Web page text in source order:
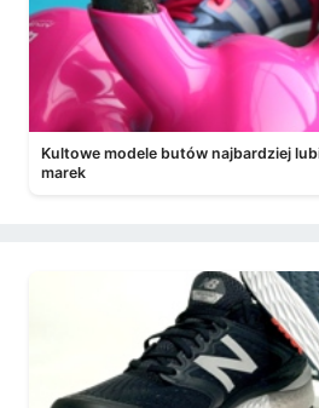
Kultowe modele butów najbardziej
marek